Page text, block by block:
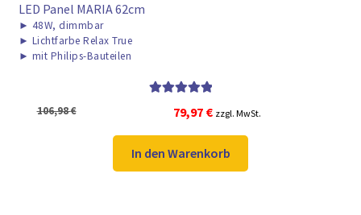
LED Panel MARIA 62cm
► 48W, dimmbar
► Lichtfarbe Relax True
► mit Philips-Bauteilen
von 5
106,98€
Ursprünglicher
Preis
war:
106,98 €
79,97 €Aktueller
Preis
ist:
79,97 €.
zzgl. MwSt.
In den Warenkorb